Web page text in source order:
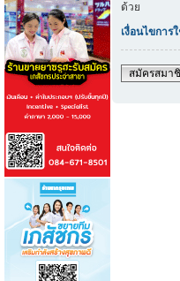
ด้วย
เงื่อนไขการ
สมัครสมา